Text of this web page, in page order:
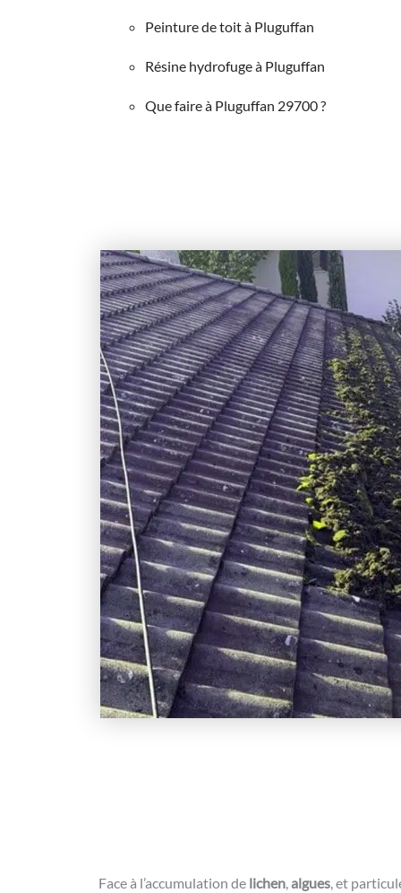
Peinture de toit à Pluguffan
Résine hydrofuge à Pluguffan
Que faire à Pluguffan 29700 ?
Face à l’accumulation de lichen algues , et